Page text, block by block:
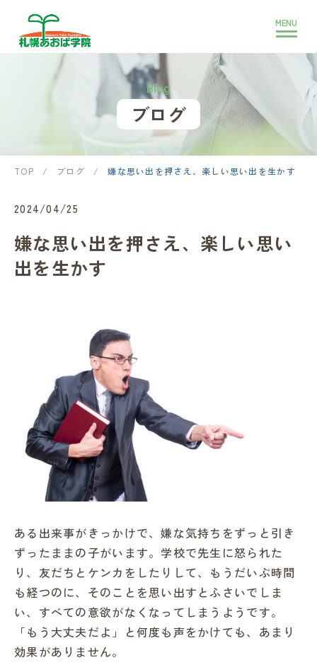
Blog
ブログ
TOP / ブログ / 嫌な思い出を押さえ、楽しい思い出を生かす
2024/04/25
嫌な思い出を押さえ、楽しい思い
出を生かす
ある出来事がきっかけで、嫌な気持ちをずっと引き
ずったままの子がいます。学校で先生に怒られた
り、友だちとケンカをしたりして、もうだいぶ時間
も経つのに、そのことを思い出すとふさいでしま
い、すべての意欲がなくなってしまうようです。
「もう大丈夫だよ」と何度も声をかけても、あまり
効果がありません。